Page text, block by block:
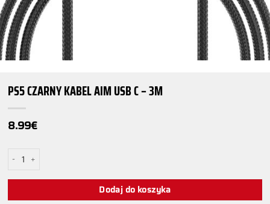
PS5 CZARNY KABEL AIM USB C – 3M
8.99€
ilość PS5 Czarny Kabel Aim USB C - 3m
Dodaj do koszyka